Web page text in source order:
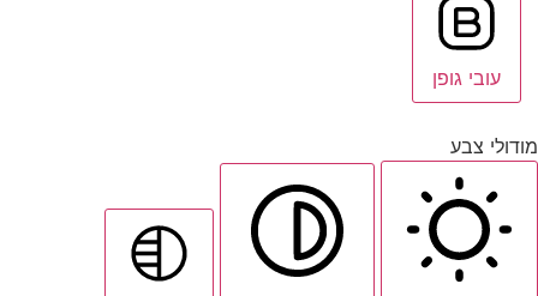
עובי גופן
מודולי צבע